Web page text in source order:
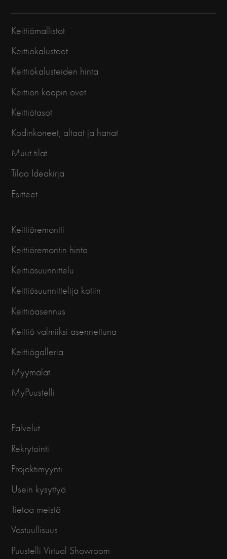
Keittiömallistot
Keittiökalusteet
Keittiökalusteiden hinta
Keittiön kaapin ovet
Keittiötasot
Kodinkoneet, altaat ja hanat
Muut tilat
Tilaa Ideakirja
Esitteet
Keittiöremontti
Keittiöremontin hinta
Keittiösuunnittelu
Keittiösuunnittelija kotiin
Keittiöasennus
Keittiö valmiiksi asennettuna
Keittiögalleria
Myymälät
MyPuustelli
Palvelut
Rekrytointi
Projektimyynti
Usein kysyttyä
Tietoa meistä
Vastuullisuus
Puustelli Virtual Showroom